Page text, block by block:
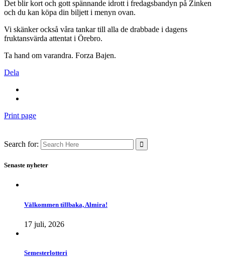
Det blir kort och gott spännande idrott i fredagsbandyn på Zinken
och du kan köpa din biljett i menyn ovan.
Vi skänker också våra tankar till alla de drabbade i dagens
fruktansvärda attentat i Örebro.
Ta hand om varandra. Forza Bajen.
Dela
Print page
Search for:
Senaste nyheter
Välkommen tillbaka, Almira!
17 juli, 2026
Semesterlotteri